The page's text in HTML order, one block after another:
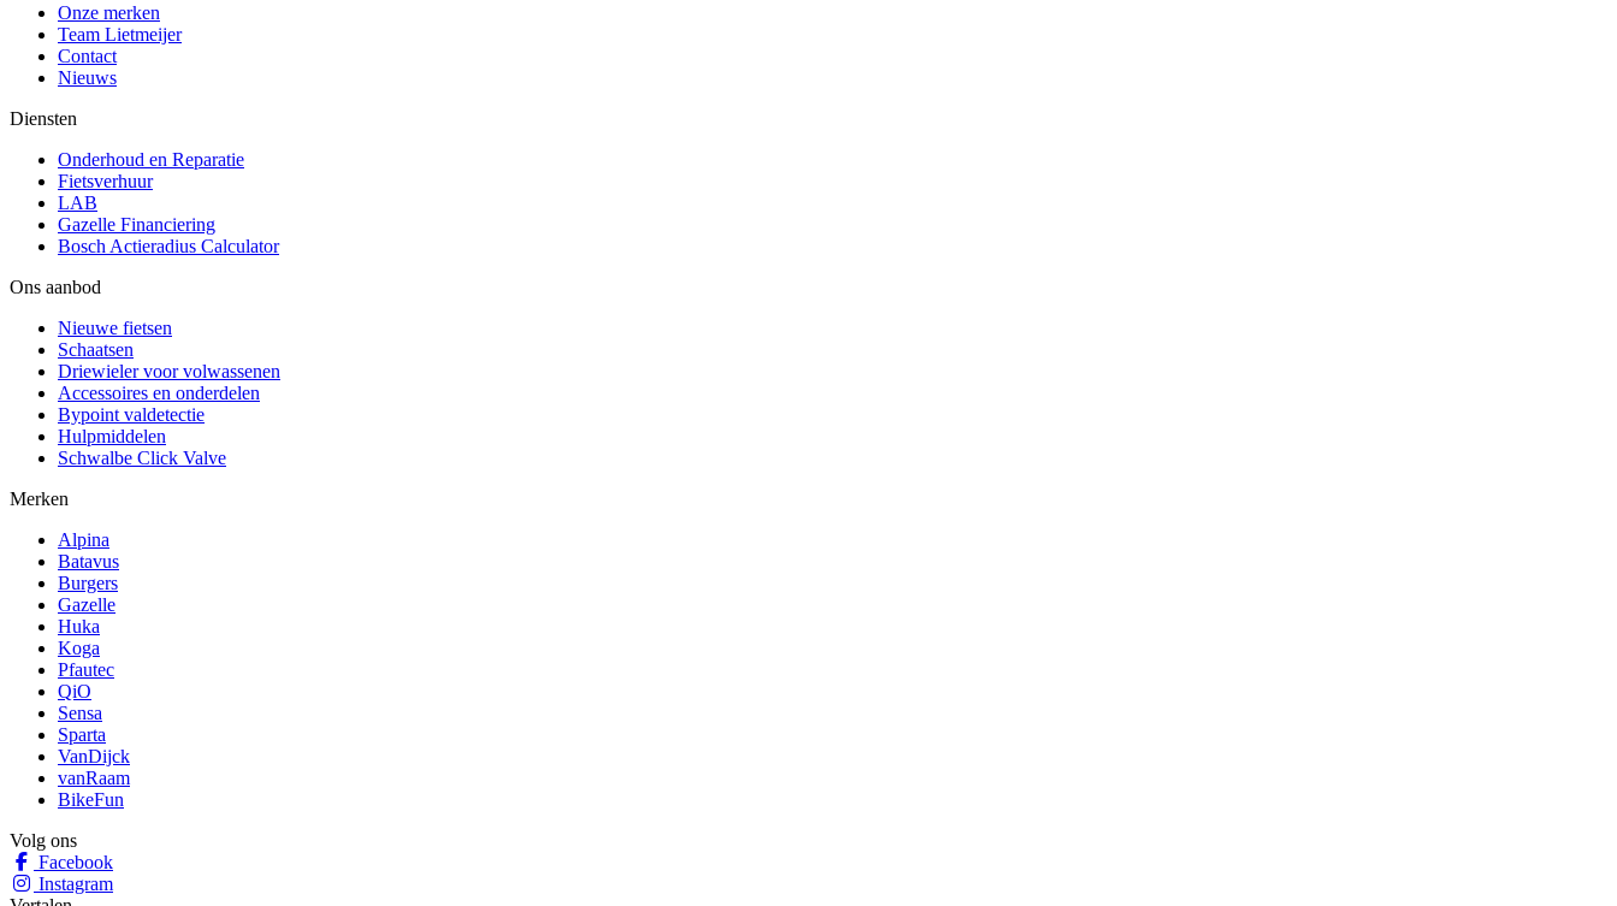
Onze merken
Team Lietmeijer
Contact
Nieuws
Diensten
Onderhoud en Reparatie
Fietsverhuur
LAB
Gazelle Financiering
Bosch Actieradius Calculator
Ons aanbod
Nieuwe fietsen
Schaatsen
Driewieler voor volwassenen
Accessoires en onderdelen
Bypoint valdetectie
Hulpmiddelen
Schwalbe Click Valve
Merken
Alpina
Batavus
Burgers
Gazelle
Huka
Koga
Pfautec
QiO
Sensa
Sparta
VanDijck
vanRaam
BikeFun
Volg ons
Facebook
Instagram